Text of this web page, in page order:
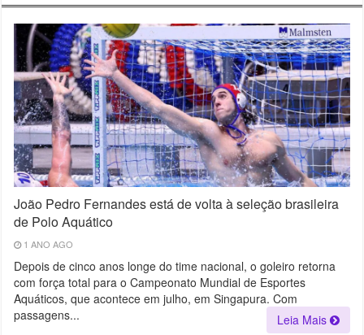
João Pedro Fernandes está de volta à seleção brasileira
de Polo Aquático
1 ANO AGO
Depois de cinco anos longe do time nacional, o goleiro retorna
com força total para o Campeonato Mundial de Esportes
Aquáticos, que acontece em julho, em Singapura. Com
passagens...
Leia Mais